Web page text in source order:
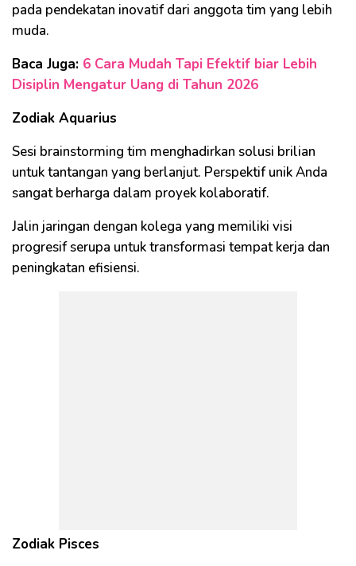
pada pendekatan inovatif dari anggota tim yang lebih
muda.
Baca Juga: 6 Cara Mudah Tapi Efektif biar Lebih
Disiplin Mengatur Uang di Tahun 2026
Zodiak Aquarius
Sesi brainstorming tim menghadirkan solusi brilian
untuk tantangan yang berlanjut. Perspektif unik Anda
sangat berharga dalam proyek kolaboratif.
Jalin jaringan dengan kolega yang memiliki visi
progresif serupa untuk transformasi tempat kerja dan
peningkatan efisiensi.
Zodiak Pisces